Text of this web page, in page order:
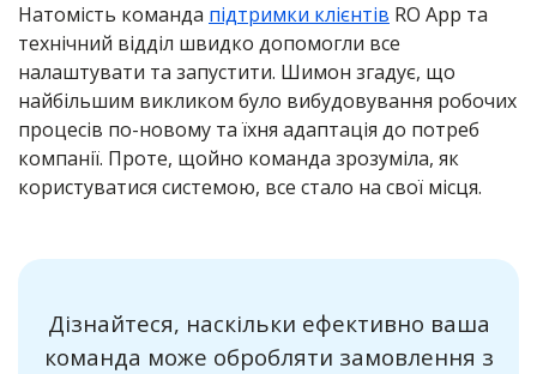
Натомість команда підтримки клієнтів RO App та
технічний відділ швидко допомогли все
налаштувати та запустити. Шимон згадує, що
найбільшим викликом було вибудовування робочих
процесів по-новому та їхня адаптація до потреб
компанії. Проте, щойно команда зрозуміла, як
користуватися системою, все стало на свої місця.
Дізнайтеся, наскільки ефективно ваша
команда може обробляти замовлення з